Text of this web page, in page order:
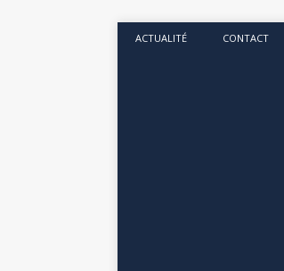
ACTUALITÉ CONTACT